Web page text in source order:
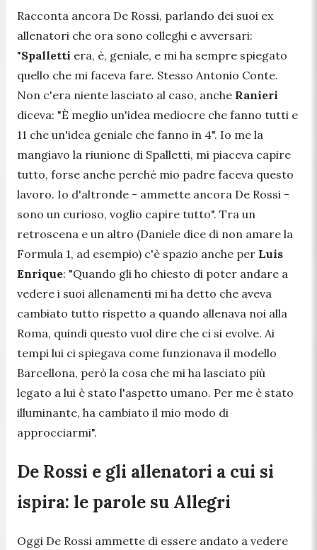
Racconta ancora De Rossi, parlando dei suoi ex
allenatori che ora sono colleghi e avversari:
"Spalletti era, è, geniale, e mi ha sempre spiegato
quello che mi faceva fare. Stesso Antonio Conte.
Non c'era niente lasciato al caso, anche Ranieri
diceva: "È meglio un'idea mediocre che fanno tutti e
11 che un'idea geniale che fanno in 4". Io me la
mangiavo la riunione di Spalletti, mi piaceva capire
tutto, forse anche perché mio padre faceva questo
lavoro. Io d'altronde - ammette ancora De Rossi -
sono un curioso, voglio capire tutto". Tra un
retroscena e un altro (Daniele dice di non amare la
Formula 1, ad esempio) c'è spazio anche per Luis
Enrique: "Quando gli ho chiesto di poter andare a
vedere i suoi allenamenti mi ha detto che aveva
cambiato tutto rispetto a quando allenava noi alla
Roma, quindi questo vuol dire che ci si evolve. Ai
tempi lui ci spiegava come funzionava il modello
Barcellona, però la cosa che mi ha lasciato più
legato a lui è stato l'aspetto umano. Per me è stato
illuminante, ha cambiato il mio modo di
approcciarmi".
De Rossi e gli allenatori a cui si
ispira: le parole su Allegri
Oggi De Rossi ammette di essere andato a vedere